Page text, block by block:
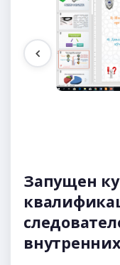
Запущен